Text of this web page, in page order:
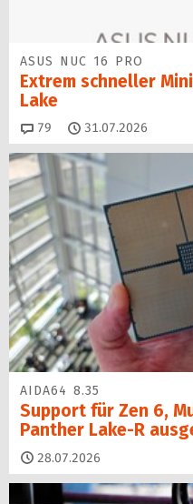
ASUS NUC 16 PRO
Extrem schneller
Lake
79 Kommentare
31.07.2026
AIDA64 8.35
Support für Zen 6,
Panther Lake-R
28.07.2026